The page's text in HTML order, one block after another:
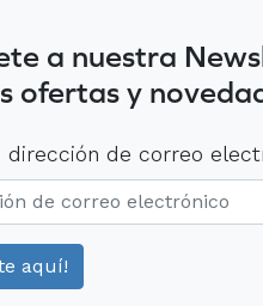
a nuestra
ofertas y
dirección de correo